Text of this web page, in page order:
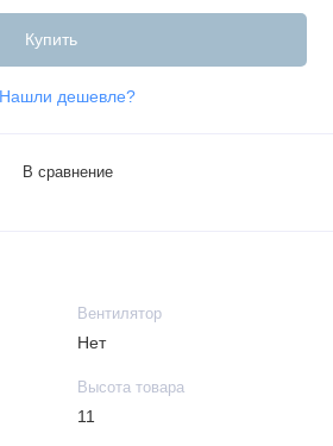
Купить
Нашли дешевле?
В сравнение
Вентилятор
Нет
Высота товара
11